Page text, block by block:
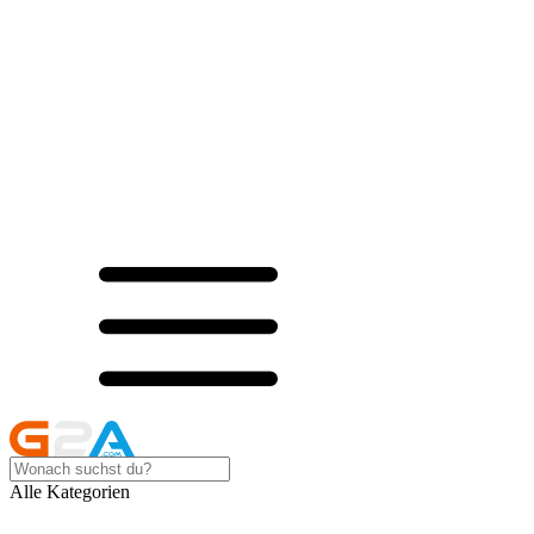
Alle Kategorien